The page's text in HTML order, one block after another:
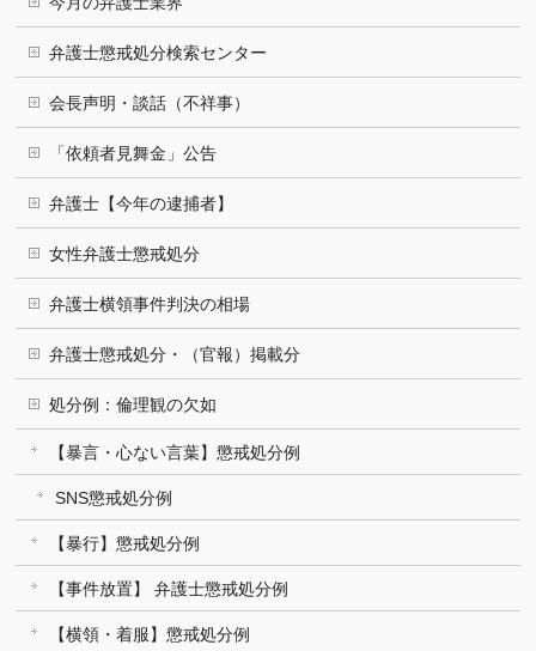
弁護士懲戒処分検索センター
会長声明・談話（不祥事）
「依頼者見舞金」公告
弁護士【今年の逮捕者】
女性弁護士懲戒処分
弁護士横領事件判決の相場
弁護士懲戒処分・（官報）掲載分
処分例：倫理観の欠如
【暴言・心ない言葉】懲戒処分例
SNS懲戒処分例
【暴行】懲戒処分例
【事件放置】 弁護士懲戒処分例
【横領・着服】懲戒処分例